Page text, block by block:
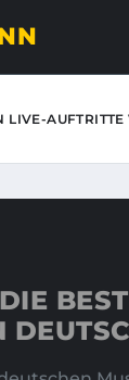
LIVE-AUFTRITTE